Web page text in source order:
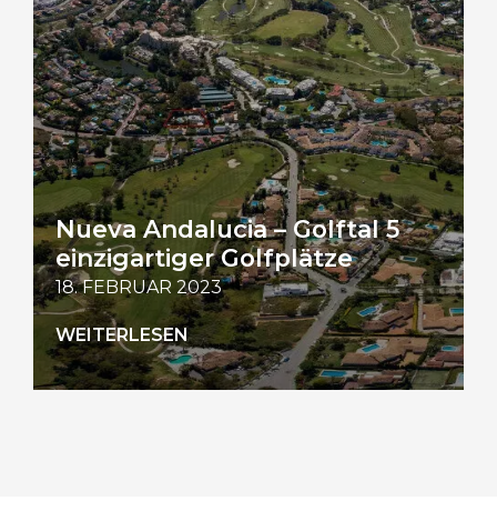
Nueva Andalucia – Golftal 5
einzigartiger Golfplätze
18. FEBRUAR 2023
WEITERLESEN